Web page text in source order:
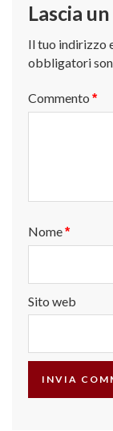
Lascia
Il tuo indirizzo
obbligatori
Commento *
Nome*
Sito web